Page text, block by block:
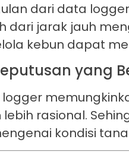
dari data
dari jarak jauh
kebun dapat
yang
rasional.
kondisi